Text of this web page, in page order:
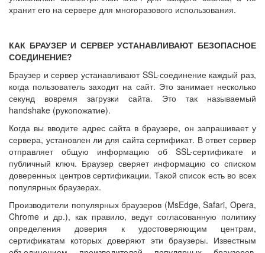
хранит его на сервере для многоразового использования.
КАК БРАУЗЕР И СЕРВЕР УСТАНАВЛИВАЮТ БЕЗОПАСНОЕ
СОЕДИНЕНИЕ?
Браузер и сервер устанавливают SSL-соединение каждый раз,
когда пользователь заходит на сайт. Это занимает несколько
секунд вовремя загрузки сайта. Это так называемый
handshake (рукопожатие).
Когда вы вводите адрес сайта в браузере, он запрашивает у
сервера, установлен ли для сайта сертификат. В ответ сервер
отправляет общую информацию об SSL-сертификате и
публичный ключ. Браузер сверяет информацию со списком
доверенных центров сертификации. Такой список есть во всех
популярных браузерах.
Производители популярных браузеров (MsEdge, Safari, Opera,
Chrome и др.), как правило, ведут согласованную политику
определения доверия к удостоверяющим центрам,
сертификатам которых доверяют эти браузеры. Известным